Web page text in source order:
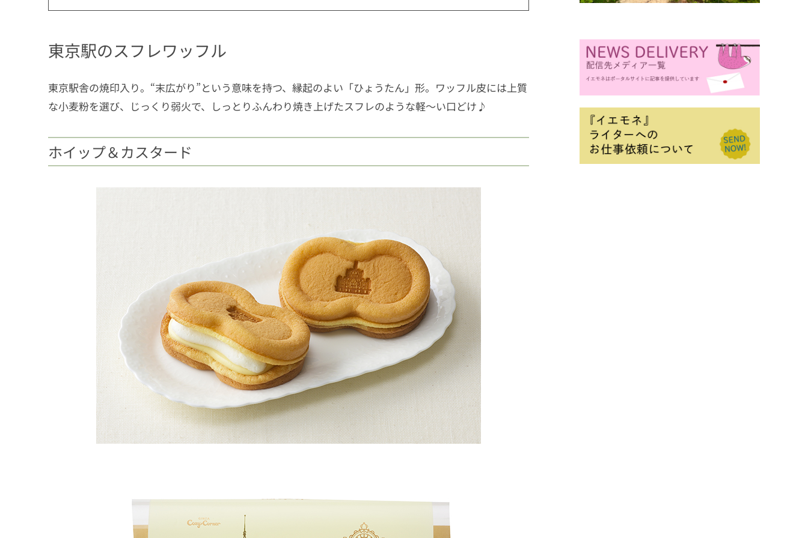
東京駅のスフレワッフル
東京駅舎の焼印入り。“末広がり”という意味を持つ、縁起のよい「ひょうたん」形。ワッフル皮には上質
な小麦粉を選び、じっくり弱火で、しっとりふんわり焼き上げたスフレのような軽～い口どけ♪
ホイップ＆カスタード